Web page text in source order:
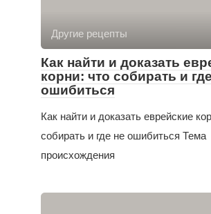
Другие рецепты
Как найти и доказать
корни: что собирать и
ошибиться
Как найти и доказать еврейские
собирать и где не ошибиться Тема
происхождения